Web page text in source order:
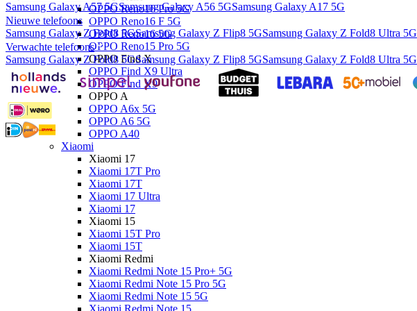
OPPO Reno16 Pro 5G
OPPO Reno16 F 5G
OPPO Reno16 5G
OPPO Reno15 Pro 5G
OPPO Find X
OPPO Find X9 Ultra
OPPO Find X9
OPPO A
OPPO A6x 5G
OPPO A6 5G
OPPO A40
Xiaomi
Xiaomi 17
Xiaomi 17T Pro
Xiaomi 17T
Xiaomi 17 Ultra
Xiaomi 17
Xiaomi 15
Xiaomi 15T Pro
Xiaomi 15T
Xiaomi Redmi
Xiaomi Redmi Note 15 Pro+ 5G
Xiaomi Redmi Note 15 Pro 5G
Xiaomi Redmi Note 15 5G
Xiaomi Redmi Note 15
Samsung Galaxy A57 5GSamsung Galaxy A56 5GSamsung Galaxy A17 5G
Nieuwe telefoons
Samsung Galaxy Z Fold8 5GSamsung Galaxy Z Flip8 5GSamsung Galaxy Z Fold8 Ultra 5G
Verwachte telefoons
Samsung Galaxy Z Fold8 5GSamsung Galaxy Z Flip8 5GSamsung Galaxy Z Fold8 Ultra 5G